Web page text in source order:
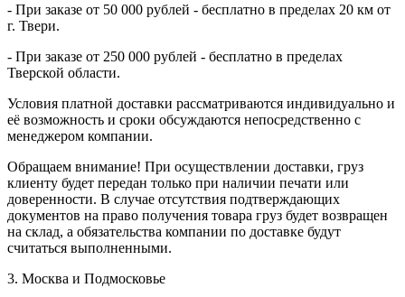
- При заказе от 50 000 рублей - бесплатно в пределах 20 км от
г. Твери.
- При заказе от 250 000 рублей - бесплатно в пределах
Тверской области.
Условия платной доставки рассматриваются индивидуально и
её возможность и сроки обсуждаются непосредственно с
менеджером компании.
Обращаем внимание! При осуществлении доставки, груз
клиенту будет передан только при наличии печати или
доверенности. В случае отсутствия подтверждающих
документов на право получения товара груз будет возвращен
на склад, а обязательства компании по доставке будут
считаться выполненными.
3. Москва и Подмосковье